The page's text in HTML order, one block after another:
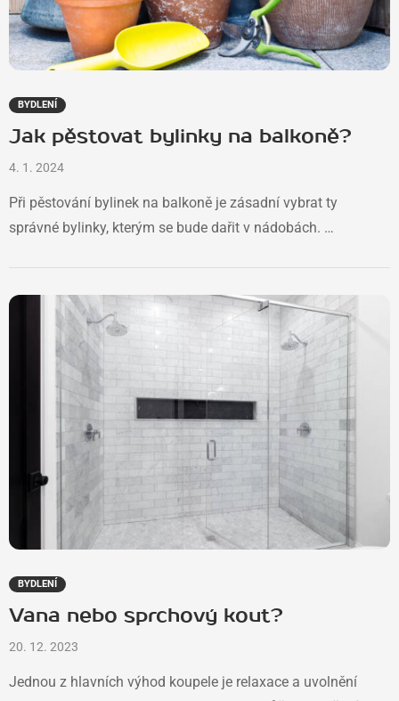
BYDLENÍ
Jak pěstovat bylinky na balkoně?
4. 1. 2024
Při pěstování bylinek na balkoně je zásadní vybrat ty
správné bylinky, kterým se bude dařit v nádobách. …
BYDLENÍ
Vana nebo sprchový kout?
20. 12. 2023
Jednou z hlavních výhod koupele je relaxace a uvolnění